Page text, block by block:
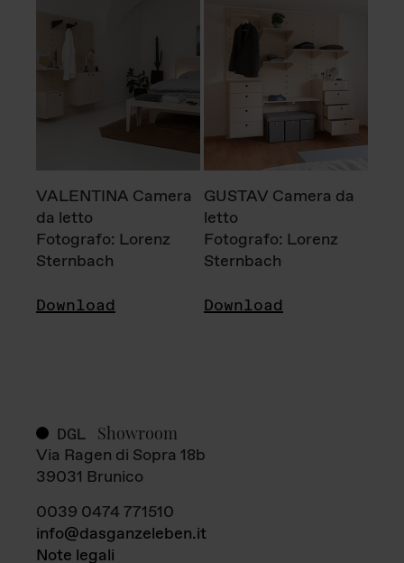
VALENTINA Camera
da letto
Fotografo: Lorenz
Sternbach
Download
GUSTAV Camera da
letto
Fotografo: Lorenz
Sternbach
Download
DGL Showroom
Via Ragen di Sopra 18b
39031 Brunico
0039 0474 771510
info@dasganzeleben.it
Note legali